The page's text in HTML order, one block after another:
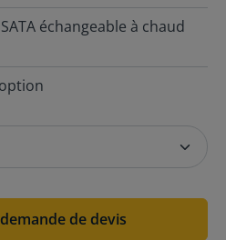
échangeable à chaud
de devis